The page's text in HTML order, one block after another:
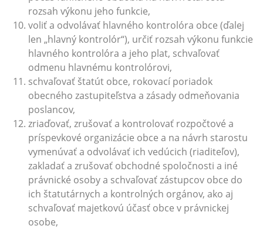
rozsah výkonu jeho funkcie,
voliť a odvolávať hlavného kontrolóra obce (ďalej
len „hlavný kontrolór“), určiť rozsah výkonu funkcie
hlavného kontrolóra a jeho plat, schvaľovať
odmenu hlavnému kontrolórovi,
schvaľovať štatút obce, rokovací poriadok
obecného zastupiteľstva a zásady odmeňovania
poslancov,
zriaďovať, zrušovať a kontrolovať rozpočtové a
príspevkové organizácie obce a na návrh starostu
vymenúvať a odvolávať ich vedúcich (riaditeľov),
zakladať a zrušovať obchodné spoločnosti a iné
právnické osoby a schvaľovať zástupcov obce do
ich štatutárnych a kontrolných orgánov, ako aj
schvaľovať majetkovú účasť obce v právnickej
osobe,